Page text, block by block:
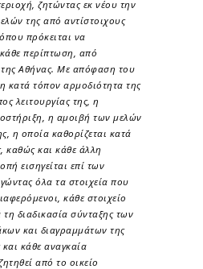
ζητώντας εκ νέου την
της από αντίστοιχους
πρόκειται να
περίπτωση, από
της Αθήνας. Με απόφαση του
κατά τόπον αρμοδιότητα της
λειτουργίας της, η
η αμοιβή των μελών
η οποία καθορίζεται κατά
καθώς και κάθε άλλη
εισηγείται επί των
όλα τα στοιχεία που
κάθε στοιχείο
διαδικασία σύνταξης των
και διαγραμμάτων της
κάθε αναγκαία
από το οικείο